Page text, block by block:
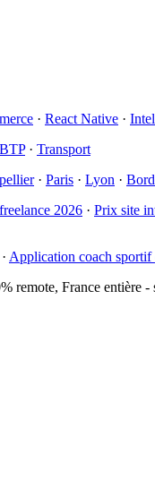
· React Native ·
BTP· Transport
· Paris · Lyon ·
2026 · Prix site
· Application coach
remote, France entière -